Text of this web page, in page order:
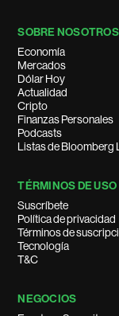
SOBRE NOSOTROS
Economía
Mercados
Dólar Hoy
Actualidad
Cripto
Finanzas Personales
Podcasts
Listas de Bloomberg
TÉRMINOS DE USO
Suscríbete
Política de privacidad
Términos de
Tecnología
T&C
NEGOCIOS